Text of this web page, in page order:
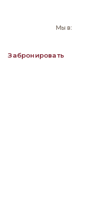
Мы в:
Забронировать